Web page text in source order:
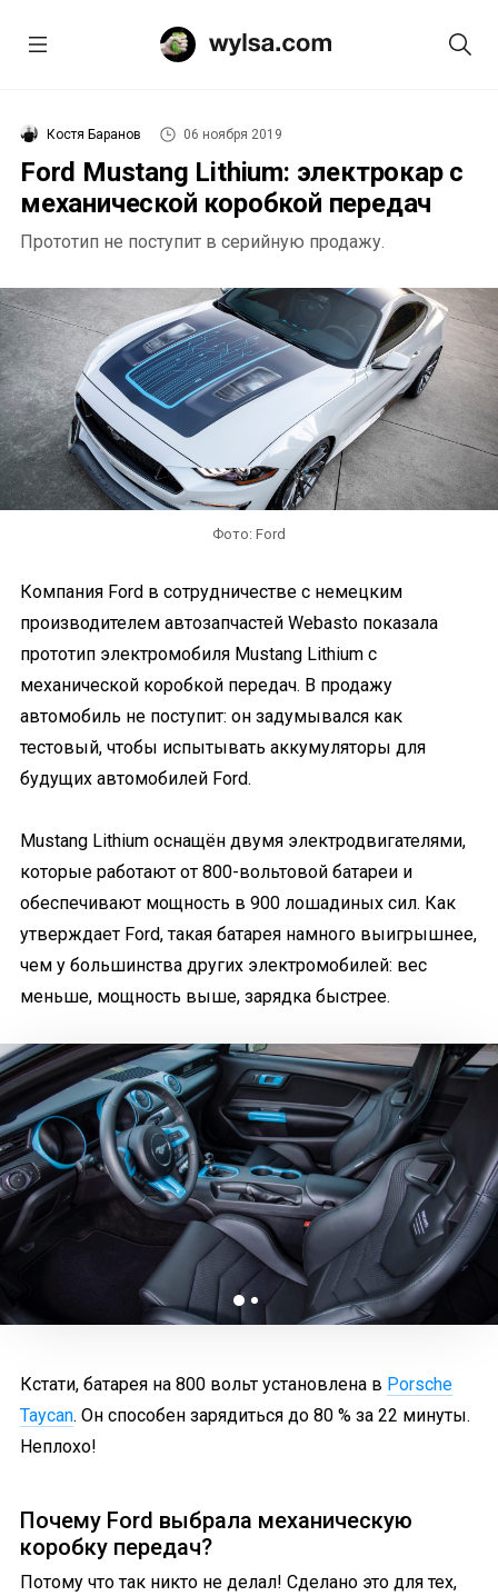
Костя Баранов 06 ноября 2019
Ford Mustang Lithium: электрокар с
механической коробкой передач
Прототип не поступит в серийную продажу.
Фото: Ford
Компания Ford в сотрудничестве с немецким
производителем автозапчастей Webasto показала
прототип электромобиля Mustang Lithium с
механической коробкой передач. В продажу
автомобиль не поступит: он задумывался как
тестовый, чтобы испытывать аккумуляторы для
будущих автомобилей Ford.
Mustang Lithium оснащён двумя электродвигателями,
которые работают от 800-вольтовой батареи и
обеспечивают мощность в 900 лошадиных сил. Как
утверждает Ford, такая батарея намного выигрышнее,
чем у большинства других электромобилей: вес
меньше, мощность выше, зарядка быстрее.
Кстати, батарея на 800 вольт установлена в Porsche
Taycan. Он способен зарядиться до 80 % за 22 минуты.
Неплохо!
Почему Ford выбрала механическую
коробку передач?
Потому что так никто не делал! Сделано это для тех,